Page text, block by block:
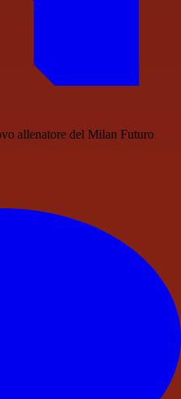
allenatore del Milan Futuro